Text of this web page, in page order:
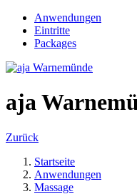
Anwendungen
Eintritte
Packages
aja
Zurück
Startseite
Anwendungen
Massage